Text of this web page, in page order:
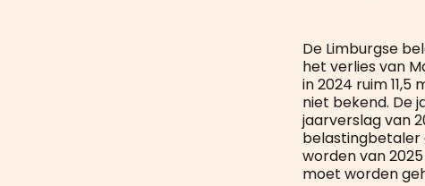
De Limburgse
het verlies van
in 2024 ruim
niet bekend. De
jaarverslag van
belastingbetaler
worden van
moet worden